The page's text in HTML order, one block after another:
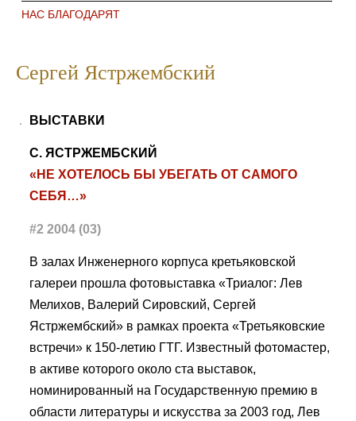
НАС БЛАГОДАРЯТ
Сергей Ястржембский
ВЫСТАВКИ
С. ЯСТРЖЕМБСКИЙ
«НЕ ХОТЕЛОСЬ БЫ УБЕГАТЬ ОТ САМОГО
СЕБЯ…»
#2 2004 (03)
В залах Инженерного корпуса кретьяковской
галереи прошла фотовыставка «Триалог: Лев
Мелихов, Валерий Сировский, Сергей
Ястржембский» в рамках проекта «Третьяковские
встречи» к 150-летию ГТГ. Известный фотомастер,
в активе которого около ста выставок,
номинированный на Государственную премию в
области литературы и искусства за 2003 год, Лев